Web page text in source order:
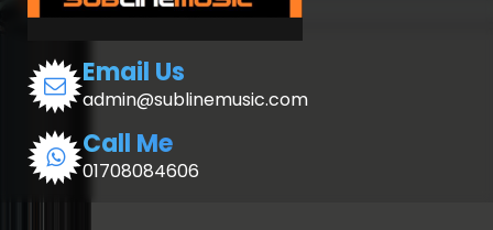
Email Us
admin@sublinemusic.com
Call Me
01708084606